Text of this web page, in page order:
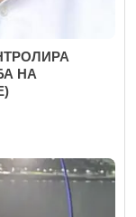
НА